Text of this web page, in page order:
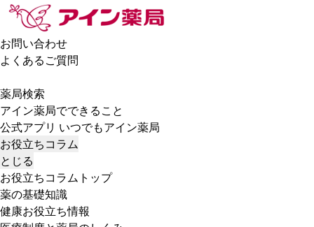
お問い合わせ
よくあるご質問
薬局検索
アイン薬局でできること
公式アプリ いつでもアイン薬局
お役立ちコラム
とじる
お役立ちコラムトップ
薬の基礎知識
健康お役立ち情報